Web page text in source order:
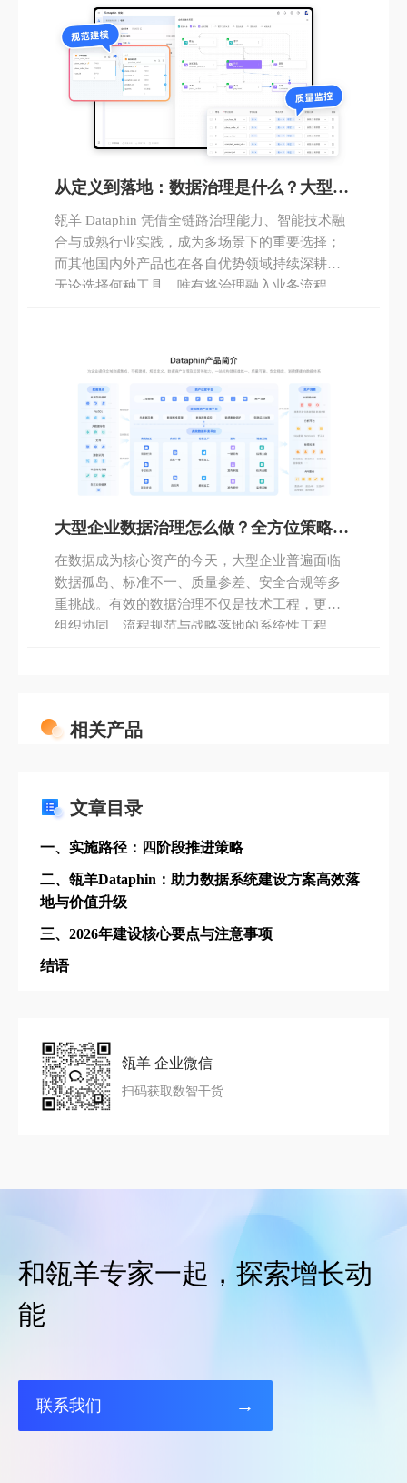
从定义到落地：数据治理是什么？大型企
业如何借数据中台实现高效治理？
瓴羊 Dataphin 凭借全链路治理能力、智能技术融
合与成熟行业实践，成为多场景下的重要选择；
而其他国内外产品也在各自优势领域持续深耕。
无论选择何种工具，唯有将治理融入业务流程、
大型企业数据治理怎么做？全方位策略与
实战指南
在数据成为核心资产的今天，大型企业普遍面临
数据孤岛、标准不一、质量参差、安全合规等多
重挑战。有效的数据治理不仅是技术工程，更是
组织协同、流程规范与战略落地的系统性工程。
相关产品
文章目录
一、实施路径：四阶段推进策略
二、瓴羊Dataphin：助力数据系统建设方案高效落
地与价值升级
三、2026年建设核心要点与注意事项
结语
瓴羊 企业微信
扫码获取数智干货
和瓴羊专家一起，探索增长动
能
联系我们 →